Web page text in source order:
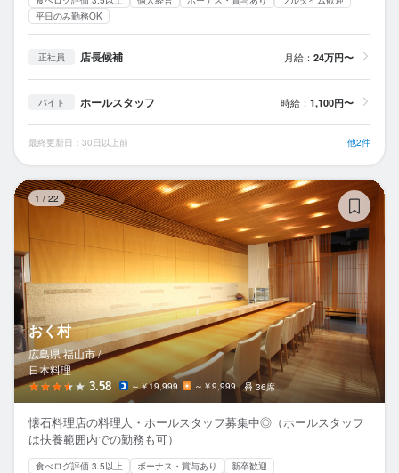
平日のみ勤務OK
正社員 店長候補 月給： 24万円〜
バイト ホールスタッフ 時給： 1,100円〜
最終更新日：30日以上前 他2件
1 / 22
おく村
広島県 福山市 /
日本料理
3.58 ～￥19,999 ～￥9,999 36席
懐石料理店の料理人・ホールスタッフ募集中◎（ホールスタッフ
は扶養範囲内での勤務も可）
食べログ評価 3.5以上 ボーナス・賞与あり 新卒歓迎